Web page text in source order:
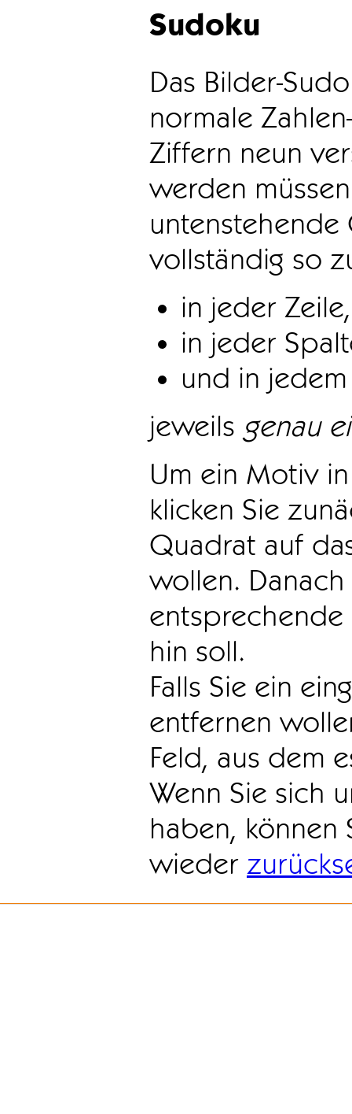
Sudoku
Das Bilder-
normale
Ziffern neun
werden
vollständig so
in jeder Zeile,
in jeder
und in
jeweils genau
Um ein Motiv
klicken Sie
Quadrat auf
wollen.
hin soll.
Falls Sie ein
entfernen
Feld, aus dem
Wenn Sie sich
haben, können
wieder